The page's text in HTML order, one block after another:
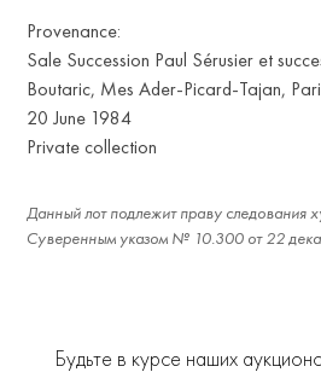
Provenance:
Sale Succession Paul Sérusier et
Boutaric, Mes Ader-Picard-Tajan,
20 June 1984
Private collection
Данный лот подлежит праву следования
Суверенным указом № 10.300 от 22
Будьте в курсе наших